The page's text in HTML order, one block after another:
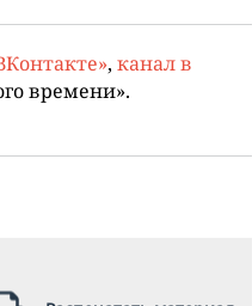
, канал в
времени».